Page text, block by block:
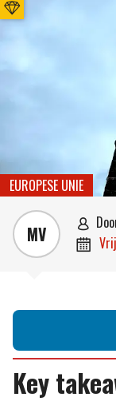
EUROPESE UNIE
MV 

Key